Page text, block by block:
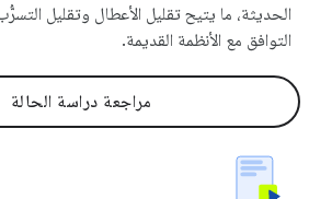
الحديثة، ما يتيح تقليل الأعطال وتقليل
التوافق مع الأنظمة القديمة.
مراجعة دراسة الحالة